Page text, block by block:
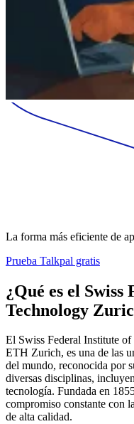
La forma más eficiente de
Prueba Talkpal gratis
¿Qué es el
Technology
El Swiss Federal Institute
ETH Zurich, es una de las
del mundo, reconocida por
diversas disciplinas,
tecnología. Fundada en
compromiso constante con
de alta calidad.